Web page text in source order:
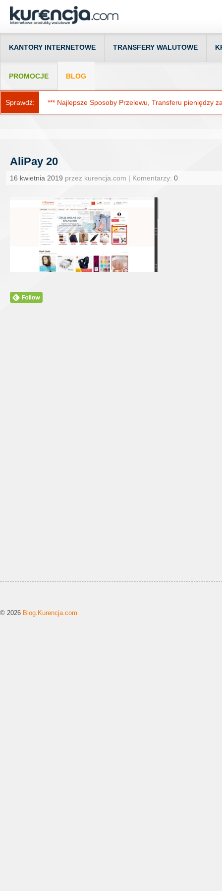
KANTORY INTERNETOWE TRANSFERY WALUTOWE
PROMOCJE BLOG
Sprawdź: *** Najlepsze Sposoby Przelewu, Transferu pieniędzy
AliPay 20
16 kwietnia 2019 przez kurencja.com | Komentarzy: 0
© 2026 Blog.Kurencja.com